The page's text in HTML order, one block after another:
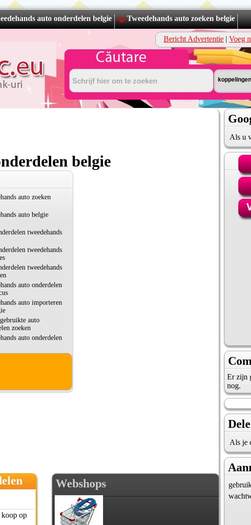
auto onderdelen belgie Tweedehands auto zoeken belgie
Bericht Advertentie | Voeg
belgie
auto zoeken
auto belgie
tweedehands
tweedehands
tweedehands
auto onderdelen
auto importeren
auto
zoeken
auto onderdelen
koop op
Webshops
Als u
Er zijn
nog.
Als je